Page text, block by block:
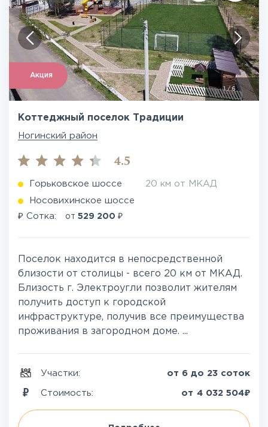
Акция
1/6
Коттеджный поселок Традиции
Ногинский район
4.5
Горьковское шоссе 20 км от МКАД
Носовихинское шоссе
₽ Сотка: от 529 200 ₽
Поселок находится в непосредственной
близости от столицы - всего 20 км от МКАД.
Близость г. Электроугли позволит жителям
получить доступ к городской
инфраструктуре, получив все преимущества
проживания в загородном доме. ...
Участки: от 6 до 23 соток
Стоимость: от 4 032 504₽